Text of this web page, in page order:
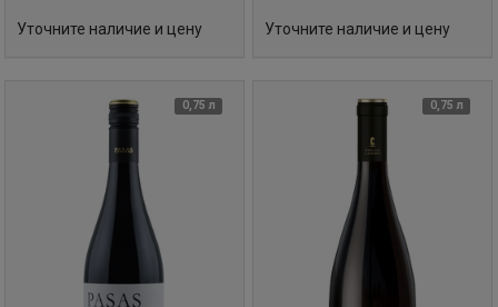
Уточните наличие и цену Уточните наличие и цену
0,75 л 0,75 л